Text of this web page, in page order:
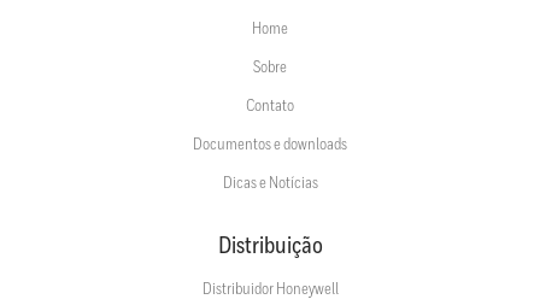
Home
Sobre
Contato
Documentos e downloads
Dicas e Notícias
Distribuição
Distribuidor Honeywell